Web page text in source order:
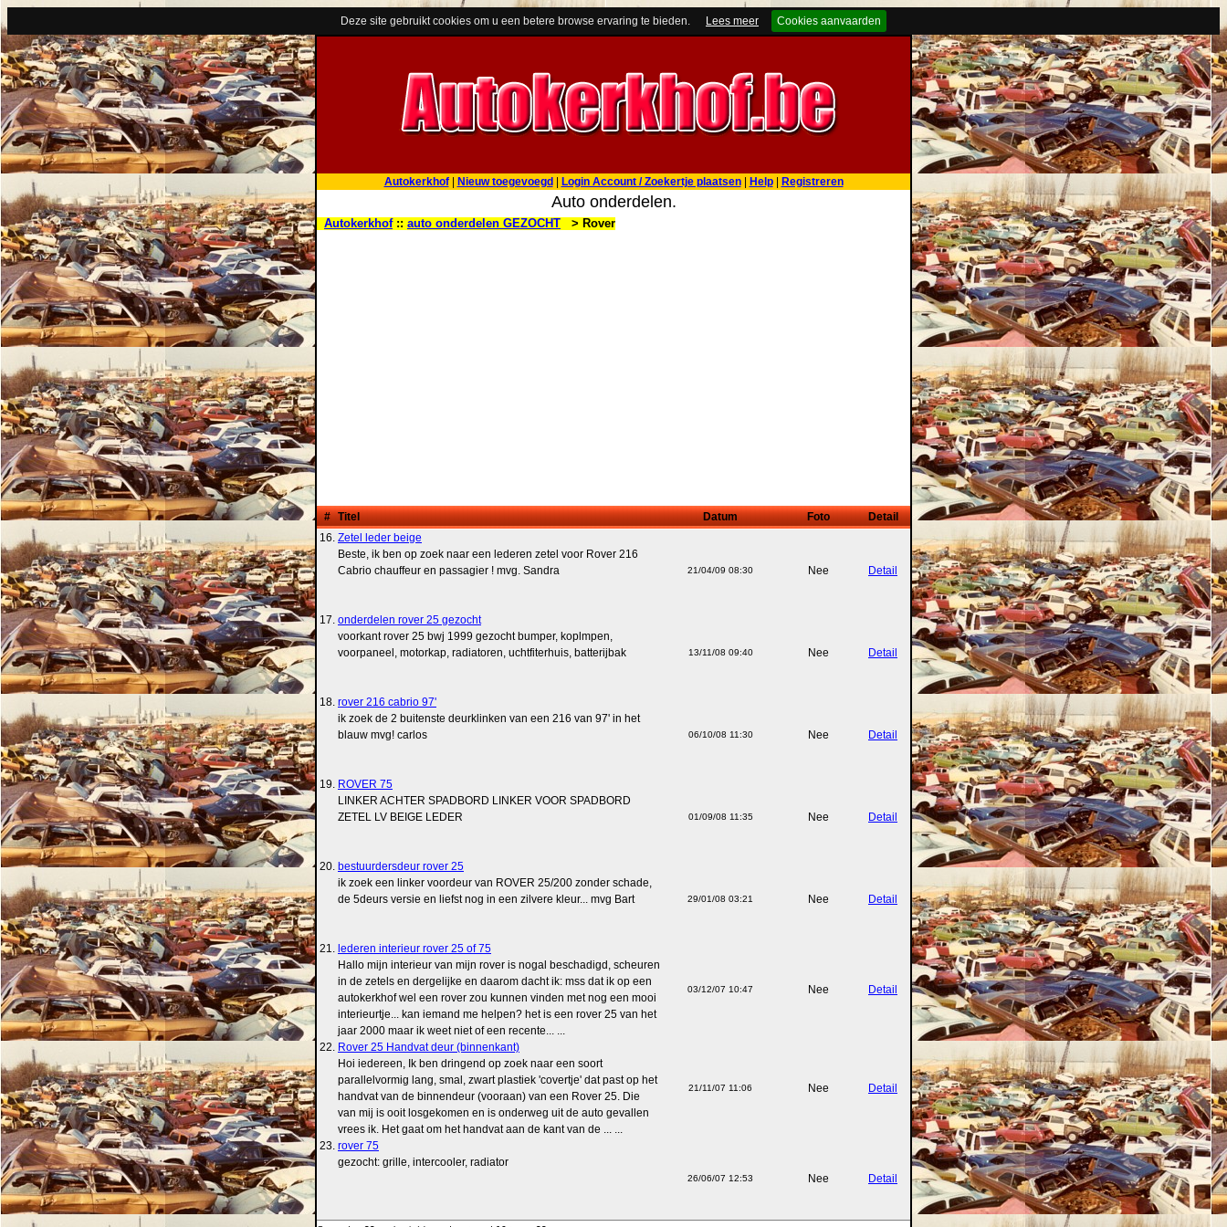
Deze site gebruikt cookies om u een betere browse ervaring te bieden. Lees meer Cookies aanvaarden
Autokerkhof| Nieuw toegevoegd Login Account / Zoekertje plaatsen| Help| Registreren
Auto onderdelen.
Autokerkhof:: auto onderdelen GEZOCHT > Rover
# Titel Datum Foto
Detail
16. Zetel leder beige
Beste, ik ben op zoek naar een lederen zetel voor Rover 216
Cabrio chauffeur en passagier ! mvg. Sandra
21/04/09 08:30 Nee Detail
17. onderdelen rover 25 gezocht
voorkant rover 25 bwj 1999 gezocht bumper, koplmpen,
voorpaneel, motorkap, radiatoren, uchtfiterhuis, batterijbak
13/11/08 09:40 Nee Detail
18. rover 216 cabrio 97'
ik zoek de 2 buitenste deurklinken van een 216 van 97' in het
blauw mvg! carlos
06/10/08 11:30 Nee Detail
19. ROVER 75
LINKER ACHTER SPADBORD LINKER VOOR SPADBORD
ZETEL LV BEIGE LEDER
01/09/08 11:35 Nee Detail
20. bestuurdersdeur rover 25
ik zoek een linker voordeur van ROVER 25/200 zonder schade,
de 5deurs versie en liefst nog in een zilvere kleur... mvg Bart
29/01/08 03:21 Nee Detail
21. lederen interieur rover 25 of 75
Hallo mijn interieur van mijn rover is nogal beschadigd, scheuren
in de zetels en dergelijke en daarom dacht ik: mss dat ik op een
autokerkhof wel een rover zou kunnen vinden met nog een mooi
interieurtje... kan iemand me helpen? het is een rover 25 van het
jaar 2000 maar ik weet niet of een recente... ...
03/12/07 10:47 Nee Detail
22. Rover 25 Handvat deur (binnenkant)
Hoi iedereen, Ik ben dringend op zoek naar een soort
parallelvormig lang, smal, zwart plastiek 'covertje' dat past op het
handvat van de binnendeur (vooraan) van een Rover 25. Die
van mij is ooit losgekomen en is onderweg uit de auto gevallen
vrees ik. Het gaat om het handvat aan de kant van de ... ...
21/11/07 11:06 Nee Detail
23. rover 75
gezocht: grille, intercooler, radiator
26/06/07 12:53 Nee Detail